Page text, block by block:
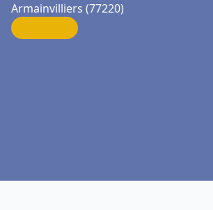
Armainvilliers (77220)